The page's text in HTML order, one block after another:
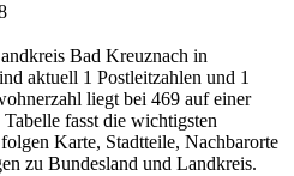
Bad Kreuznach in
aktuell 1 Postleitzahlen und 1
liegt bei 469 auf einer
fasst die wichtigsten
Karte, Stadtteile, Nachbarorte
zu Bundesland und Landkreis.